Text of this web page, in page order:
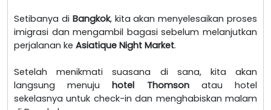
Setibanya di Bangkok, kita akan menyelesaikan proses
imigrasi dan mengambil bagasi sebelum melanjutkan
perjalanan ke Asiatique Night Market.
Setelah menikmati suasana di sana, kita akan
langsung menujuhotel Thomsonatau hotel
sekelasnya untuk check-in dan menghabiskan malam